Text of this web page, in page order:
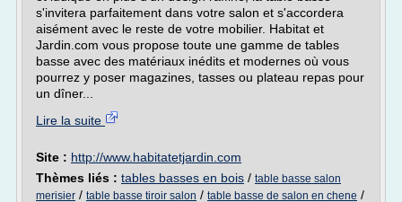
s'invitera parfaitement dans votre salon et s'accordera
aisément avec le reste de votre mobilier. Habitat et
Jardin.com vous propose toute une gamme de tables
basse avec des matériaux inédits et modernes où vous
pourrez y poser magazines, tasses ou plateau repas pour
un dîner...
Lire la suite
Site : http://www.habitatetjardin.com
Thèmes liés : tables basses en bois / table basse salon
merisier / table basse tiroir salon / table basse de salon en chene /